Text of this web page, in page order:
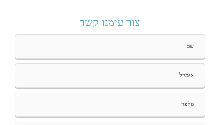
צור עימנו קשר